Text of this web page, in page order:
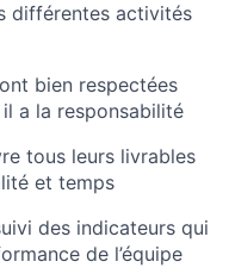
différentes activités
bien respectées
a la responsabilité
tous leurs livrables
et temps
des indicateurs qui
de l’équipe